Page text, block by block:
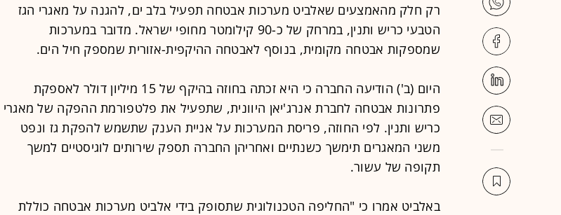
רק חלק מהאמצעים שאלביט מערכות אבטחה תפעיל בלב ים, להגנה על מאגרי הגז
הטבעי כריש ותנין, במרחק של כ-90 קילומטר מחופי ישראל. מדובר במערכות
שמספקות אבטחה מקומית, בנוסף לאבטחה ההיקפית-אזורית שמספק חיל הים.
היום (ב') הודיעה החברה כי היא זכתה בחוזה בהיקף של 15 מיליון דולר לאספקת
פתרונות אבטחה לחברת אנרג'יאן היוונית, שתפעיל את פלטפורמת ההפקה של מאגרי
כריש ותנין. לפי החוזה, פריסת המערכות על אניית הענק שתשמש להפקת גז ונפט
משני המאגרים תימשך כשנתיים ואחריהן החברה תספק שירותים לוגיסטיים למשך
תקופה של עשור.
באלביט אמרו כי "החליפה הטכנולוגית שתסופק בידי אלביט מערכות אבטחה כוללת